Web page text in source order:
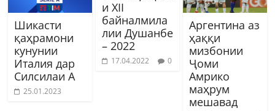
Шикасти
қаҳрамони
кунунии
Италия дар
Силсилаи А
25.01.2023
и ХII
байналмила
лии Душанбе
– 2022
17.04.2022 0
Аргентина аз
ҳаққи
мизбонии
Ҷоми
Амрико
маҳрум
мешавад